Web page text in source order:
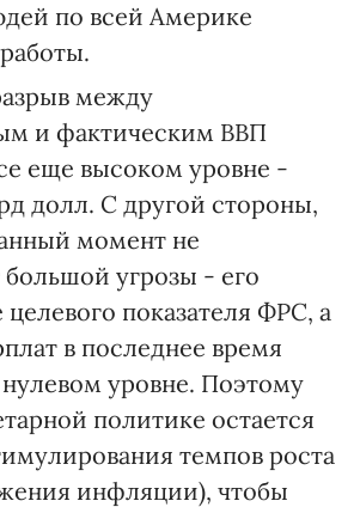
по всей Америке
между
и фактическим ВВП
еще высоком уровне -
долл. С другой стороны,
момент не
большой угрозы - его
показателя ФРС, а
в последнее время
уровне. Поэтому
политике остается
темпов роста
инфляции), чтобы